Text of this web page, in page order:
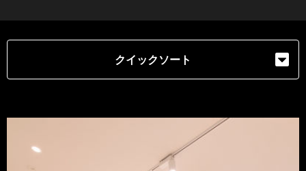
クイックソート